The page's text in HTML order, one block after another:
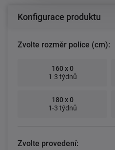
Konfigurace produktu
Zvolte rozměr police (cm):
160 x 0
1-3 týdnů
180 x 0
1-3 týdnů
Zvolte provedení: